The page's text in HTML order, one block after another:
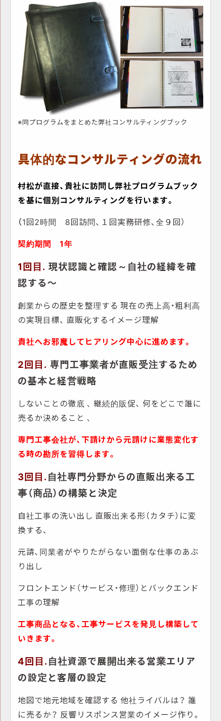
※同プログラムをまとめた弊社コンサルティングブック
具体的なコンサルティングの流れ
村松が直接、貴社に訪問し弊社プログラムブック
を基に個別コンサルティングを行います。
（1回2時間 8回訪問、１回実務研修、全９回）
契約期間 1年
1回目. 現状認識と確認～自社の経緯を確
認する～
創業からの歴史を整理する 現在の売上高・粗利高
の実現目標、 直販化するイメージ理解
貴社へお邪魔してヒアリング中心に進めます。
2回目. 専門工事業者が直販受注するため
の基本と経営戦略
しないことの徹底 、 継続的販促、 何をどこで誰に
売るか決めること 、
専門工事会社が、下請けから元請けに業態変化す
る時の勘所を習得します。
3回目.自社専門分野からの直販出来る工
事（商品）の構築と決定
自社工事の洗い出し 直販出来る形（カタチ）に変
換する、
元請、同業者がやりたがらない面倒な仕事のあぶ
り出し
フロントエンド（サービス・修理）とバックエンド
工事の理解
工事商品となる、工事サービスを発見し構築して
いきます。
4回目.自社資源で展開出来る営業エリア
の設定と客層の設定
地図で地元地域を確認する 他社ライバルは？ 誰
に売るか？ 反響リスポンス営業のイメージ作り。